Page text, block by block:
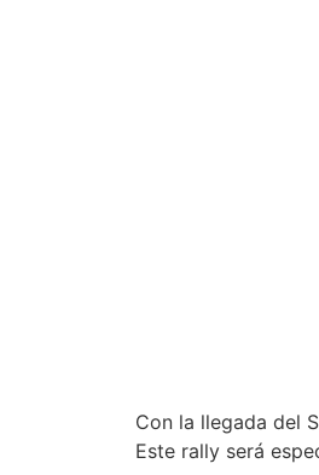
Con la llegada del
Este rally será